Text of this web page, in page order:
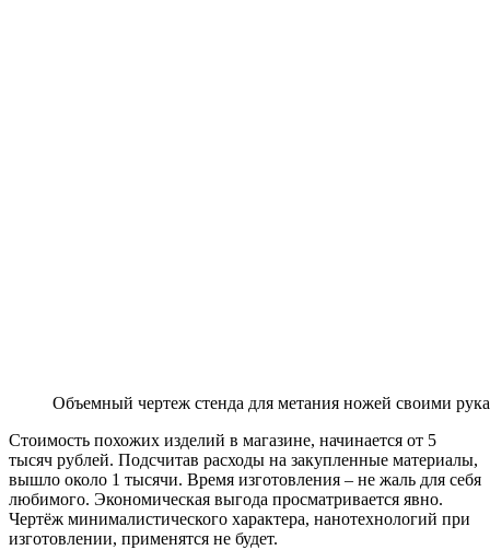
Объемный чертеж стенда для метания ножей своими
Стоимость похожих изделий в магазине, начинается от 5
тысяч рублей. Подсчитав расходы на закупленные материалы,
вышло около 1 тысячи. Время изготовления – не жаль для себя
любимого. Экономическая выгода просматривается явно.
Чертёж минималистического характера, нанотехнологий при
изготовлении, применятся не будет.